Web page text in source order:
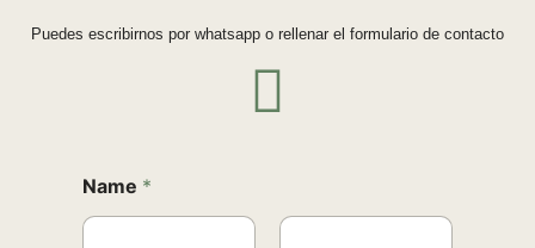
Puedes escribirnos por whatsapp o rellenar el formulario de contacto
Name *